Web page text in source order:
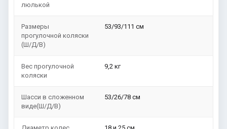
люлькой
Размеры
прогулочной коляски
(Ш/Д/В)
53/93/111 см
Вес прогулочной
коляски
9,2 кг
Шасси в сложенном
виде(Ш/Д/В)
53/26/78 см